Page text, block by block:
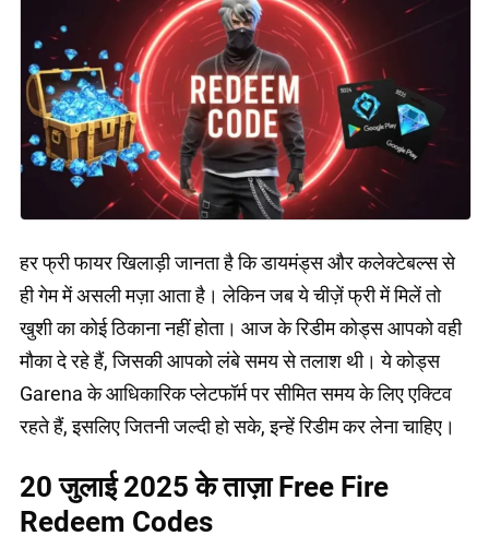
हर फ्री फायर खिलाड़ी जानता है कि डायमंड्स और कलेक्टेबल्स से
ही गेम में असली मज़ा आता है। लेकिन जब ये चीज़ें फ्री में मिलें तो
खुशी का कोई ठिकाना नहीं होता। आज के रिडीम कोड्स आपको वही
मौका दे रहे हैं, जिसकी आपको लंबे समय से तलाश थी। ये कोड्स
Garena के आधिकारिक प्लेटफॉर्म पर सीमित समय के लिए एक्टिव
रहते हैं, इसलिए जितनी जल्दी हो सके, इन्हें रिडीम कर लेना चाहिए।
20 जुलाई 2025 के ताज़ा Free Fire
Redeem Codes